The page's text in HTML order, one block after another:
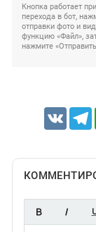
Кнопка работает
перехода в бот,
отправки фото и
функцию «Файл»,
нажмите
VK